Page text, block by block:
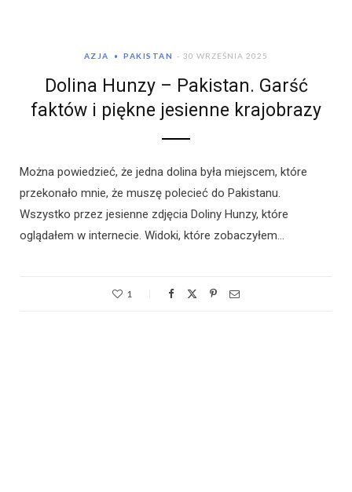
AZJA PAKISTAN 30 WRZEŚNIA 2025
Dolina Hunzy – Pakistan. Garść
faktów i piękne jesienne krajobrazy
Można powiedzieć, że jedna dolina była miejscem, które
przekonało mnie, że muszę polecieć do Pakistanu.
Wszystko przez jesienne zdjęcia Doliny Hunzy, które
oglądałem w internecie. Widoki, które zobaczyłem…
1